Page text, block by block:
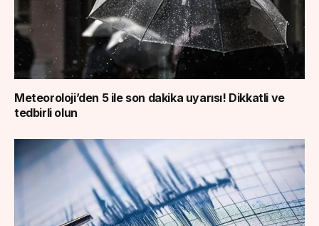
Meteoroloji’den 5 ile son dakika uyarısı! Dikkatli ve
tedbirli olun